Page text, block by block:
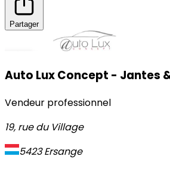
Partager
Auto Lux Concept - Jantes
Vendeur professionnel
19, rue du Village
5423 Ersange